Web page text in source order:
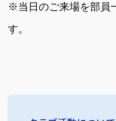
※当日のご来場を部員
す。